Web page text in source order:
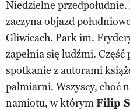
Niedzielne przedpołudnie.
zaczyna objazd
Gliwicach. Park im.
zapełnia się ludźmi. Część
spotkanie z autorami
palmiarni. Wszyscy, choć
namiotu, w którymFilip